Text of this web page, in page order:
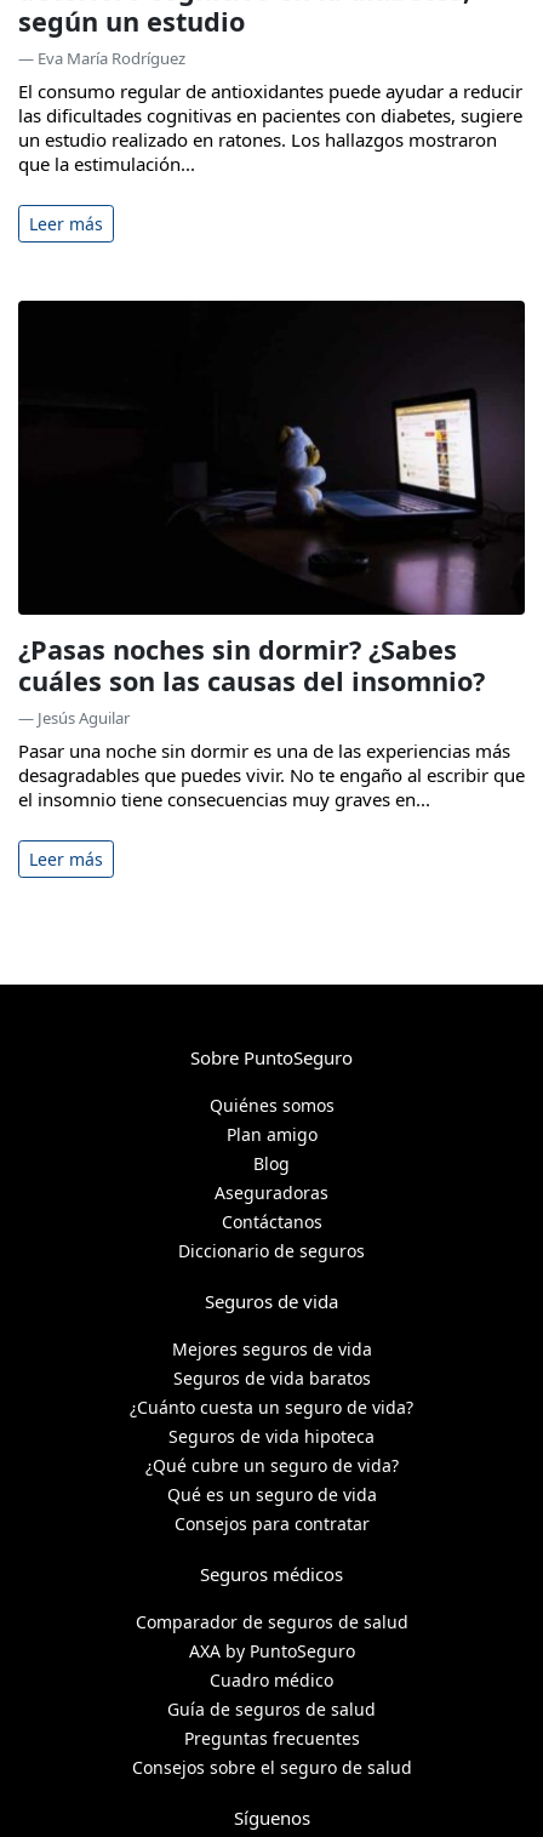
según un estudio
— Eva María Rodríguez
El consumo regular de antioxidantes puede ayudar a reducir
las dificultades cognitivas en pacientes con diabetes, sugiere
un estudio realizado en ratones. Los hallazgos mostraron
que la estimulación...
Leer más
¿Pasas noches sin dormir? ¿Sabes
cuáles son las causas del insomnio?
— Jesús Aguilar
Pasar una noche sin dormir es una de las experiencias más
desagradables que puedes vivir. No te engaño al escribir que
el insomnio tiene consecuencias muy graves en...
Leer más
Sobre PuntoSeguro
Quiénes somos
Plan amigo
Blog
Aseguradoras
Contáctanos
Diccionario de seguros
Seguros de vida
Mejores seguros de vida
Seguros de vida baratos
¿Cuánto cuesta un seguro de vida?
Seguros de vida hipoteca
¿Qué cubre un seguro de vida?
Qué es un seguro de vida
Consejos para contratar
Seguros médicos
Comparador de seguros de salud
AXA by PuntoSeguro
Cuadro médico
Guía de seguros de salud
Preguntas frecuentes
Consejos sobre el seguro de salud
Síguenos